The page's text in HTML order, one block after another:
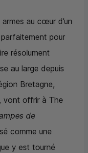
au cœur d’un
pour
résolument
au large depuis
Bretagne,
vont offrir à The
de
comme une
y est tourné